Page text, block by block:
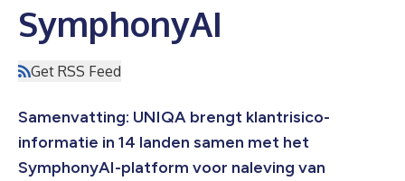
SymphonyAI
Get RSS Feed
Samenvatting: UNIQA brengt klantrisico-
informatie in 14 landen samen met het
SymphonyAI-platform voor naleving van